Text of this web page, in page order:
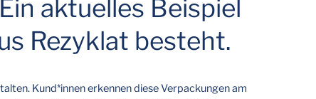
aktuelles Beispiel
Rezyklat besteht.
Kund*innen erkennen diese Verpackungen am